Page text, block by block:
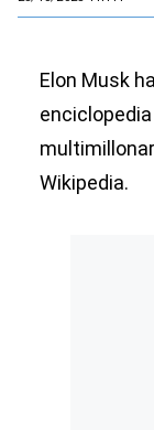
Elon Musk
Wikipedia.